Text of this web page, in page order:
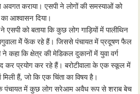
अवगत कराया। एसपी ने लोगों की समस्याओं को
आश्वासन दिया।
एसपी को बताया कि कुछ लोग गाड़ियों में पालीथिन
मेें फेंक रहे हैं। जिससे पंचायत में प्रदूषण फैल
ने कहा कि क्षेत्र की मेडिकल दुकानों में युवा वर्ग
कर प्रयोग कर रहे हैं। बरोटीवाला के एक स्कूल में
हैं, जो कि एक चिंता का विषय है।
कि पंचायत में कुछ लोग सरेआम अवैध रूप से शराब बेच